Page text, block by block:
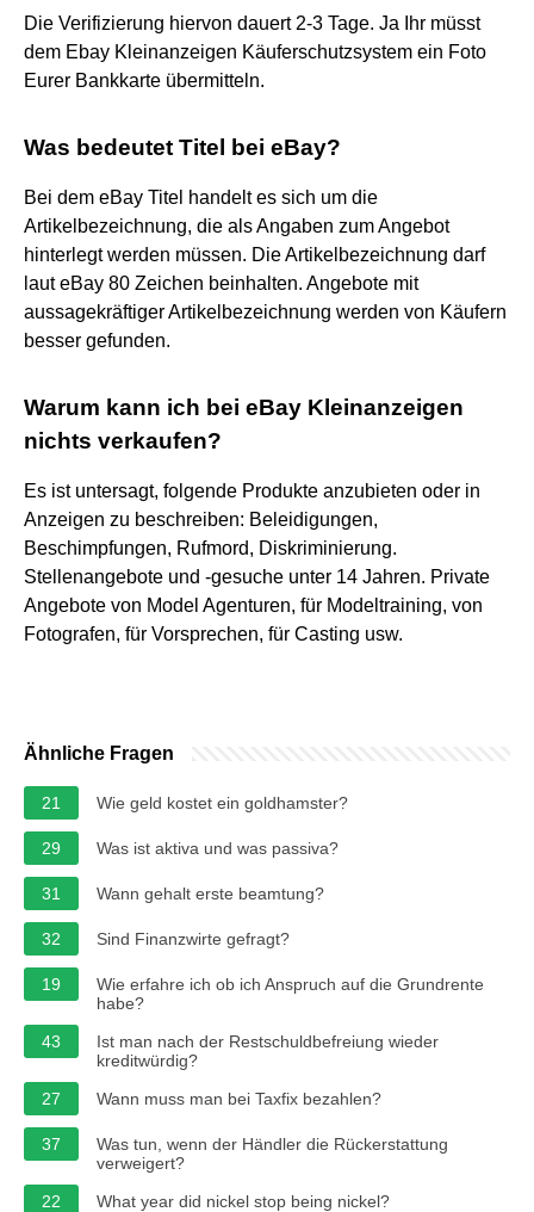
Die Verifizierung hiervon dauert 2-3 Tage. Ja Ihr müsst
dem Ebay Kleinanzeigen Käuferschutzsystem ein Foto
Eurer Bankkarte übermitteln.
Was bedeutet Titel bei eBay?
Bei dem eBay Titel handelt es sich um die
Artikelbezeichnung, die als Angaben zum Angebot
hinterlegt werden müssen. Die Artikelbezeichnung darf
laut eBay 80 Zeichen beinhalten. Angebote mit
aussagekräftiger Artikelbezeichnung werden von Käufern
besser gefunden.
Warum kann ich bei eBay Kleinanzeigen
nichts verkaufen?
Es ist untersagt, folgende Produkte anzubieten oder in
Anzeigen zu beschreiben: Beleidigungen,
Beschimpfungen, Rufmord, Diskriminierung.
Stellenangebote und -gesuche unter 14 Jahren. Private
Angebote von Model Agenturen, für Modeltraining, von
Fotografen, für Vorsprechen, für Casting usw.
Ähnliche Fragen
21 Wie geld kostet ein goldhamster?
29 Was ist aktiva und was passiva?
31 Wann gehalt erste beamtung?
32 Sind Finanzwirte gefragt?
19
Wie erfahre ich ob ich Anspruch auf die Grundrente
habe?
43
Ist man nach der Restschuldbefreiung wieder
kreditwürdig?
27
Wann muss man bei Taxfix bezahlen?
37
Was tun, wenn der Händler die Rückerstattung
verweigert?
22
What year did nickel stop being nickel?